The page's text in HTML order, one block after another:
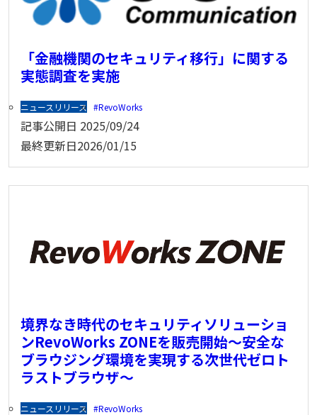
「金融機関のセキュリティ移行」に関する
実態調査を実施
ニュースリリース RevoWorks
記事公開日 2025/09/24
最終更新日2026/01/15
境界なき時代のセキュリティソリューショ
ンRevoWorks ZONEを販売開始～安全な
ブラウジング環境を実現する次世代ゼロト
ラストブラウザ～
ニュースリリース RevoWorks